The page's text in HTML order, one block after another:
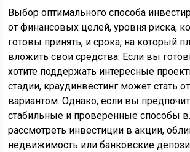
Выбор оптимального способа
от финансовых целей, уровня риска,
готовы принять, и срока, на который
вложить свои средства. Если вы
хотите поддержать интересные
стадии, краудинвестинг может стать
вариантом. Однако, если вы
стабильные и проверенные способы
рассмотреть инвестиции в акции,
недвижимость или банковские